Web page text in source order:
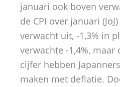
januari ook boven
de CPI over januari
verwacht uit, -1,3% in
verwachte -1,4%,
cijfer hebben
maken met deflatie.